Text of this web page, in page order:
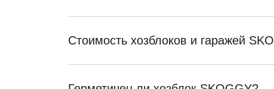
Стоимость хозблоков и гаражей